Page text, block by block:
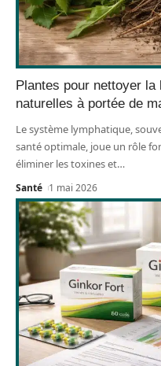
Plantes pour nettoyer
naturelles à portée de
Le système lymphatique,
santé optimale, joue un rôle
éliminer les toxines et…
Santé 1 mai 2026